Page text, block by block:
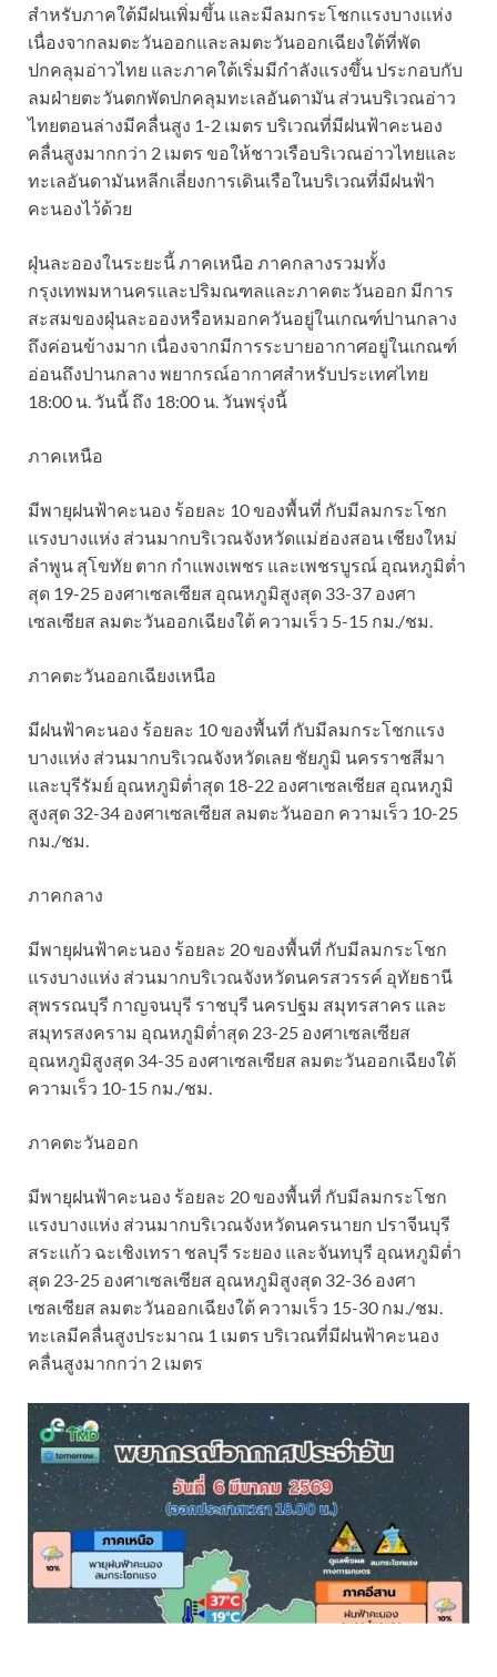
สำหรับภาคใต้มีฝนเพิ่มขึ้น และมีลมกระโชกแรงบางแห่ง
เนื่องจากลมตะวันออกและลมตะวันออกเฉียงใต้ที่พัด
ปกคลุมอ่าวไทย และภาคใต้เริ่มมีกำลังแรงขึ้น ประกอบกับ
ลมฝ่ายตะวันตกพัดปกคลุมทะเลอันดามัน ส่วนบริเวณอ่าว
ไทยตอนล่างมีคลื่นสูง 1-2 เมตร บริเวณที่มีฝนฟ้าคะนอง
คลื่นสูงมากกว่า 2 เมตร ขอให้ชาวเรือบริเวณอ่าวไทยและ
ทะเลอันดามันหลีกเลี่ยงการเดินเรือในบริเวณที่มีฝนฟ้า
คะนองไว้ด้วย
ฝุ่นละอองในระยะนี้ ภาคเหนือ ภาคกลางรวมทั้ง
กรุงเทพมหานครและปริมณฑลและภาคตะวันออก มีการ
สะสมของฝุ่นละอองหรือหมอกควันอยู่ในเกณฑ์ปานกลาง
ถึงค่อนข้างมาก เนื่องจากมีการระบายอากาศอยู่ในเกณฑ์
อ่อนถึงปานกลาง พยากรณ์อากาศสำหรับประเทศไทย
18:00 น. วันนี้ ถึง 18:00 น. วันพรุ่งนี้
ภาคเหนือ
มีพายุฝนฟ้าคะนอง ร้อยละ 10 ของพื้นที่ กับมีลมกระโชก
แรงบางแห่ง ส่วนมากบริเวณจังหวัดแม่ฮ่องสอน เชียงใหม่
ลำพูน สุโขทัย ตาก กำแพงเพชร และเพชรบูรณ์ อุณหภูมิต่ำ
สุด 19-25 องศาเซลเซียส อุณหภูมิสูงสุด 33-37 องศา
เซลเซียส ลมตะวันออกเฉียงใต้ ความเร็ว 5-15 กม./ชม.
ภาคตะวันออกเฉียงเหนือ
มีฝนฟ้าคะนอง ร้อยละ 10 ของพื้นที่ กับมีลมกระโชกแรง
บางแห่ง ส่วนมากบริเวณจังหวัดเลย ชัยภูมิ นครราชสีมา
และบุรีรัมย์ อุณหภูมิต่ำสุด 18-22 องศาเซลเซียส อุณหภูมิ
สูงสุด 32-34 องศาเซลเซียส ลมตะวันออก ความเร็ว 10-25
กม./ชม.
ภาคกลาง
มีพายุฝนฟ้าคะนอง ร้อยละ 20 ของพื้นที่ กับมีลมกระโชก
แรงบางแห่ง ส่วนมากบริเวณจังหวัดนครสวรรค์ อุทัยธานี
สุพรรณบุรี กาญจนบุรี ราชบุรี นครปฐม สมุทรสาคร และ
สมุทรสงคราม อุณหภูมิต่ำสุด 23-25 องศาเซลเซียส
อุณหภูมิสูงสุด 34-35 องศาเซลเซียส ลมตะวันออกเฉียงใต้
ความเร็ว 10-15 กม./ชม.
ภาคตะวันออก
มีพายุฝนฟ้าคะนอง ร้อยละ 20 ของพื้นที่ กับมีลมกระโชก
แรงบางแห่ง ส่วนมากบริเวณจังหวัดนครนายก ปราจีนบุรี
สระแก้ว ฉะเชิงเทรา ชลบุรี ระยอง และจันทบุรี อุณหภูมิต่ำ
สุด 23-25 องศาเซลเซียส อุณหภูมิสูงสุด 32-36 องศา
เซลเซียส ลมตะวันออกเฉียงใต้ ความเร็ว 15-30 กม./ชม.
ทะเลมีคลื่นสูงประมาณ 1 เมตร บริเวณที่มีฝนฟ้าคะนอง
คลื่นสูงมากกว่า 2 เมตร